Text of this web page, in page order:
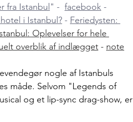
fra Istanbul " - facebook -
i Istanbul? - Feriedysten:
Oplevelser for hele
overblik af indlægget - note
nogle af Istanbuls
måde. Selvom "Legends of
og et lip-sync drag-show, er